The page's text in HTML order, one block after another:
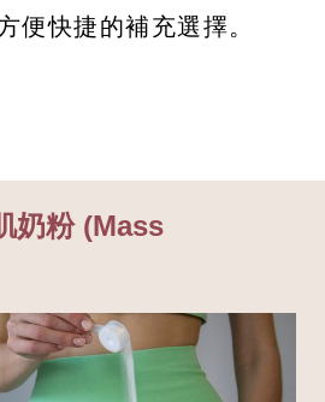
便快捷的補充選擇。
奶粉 (Mass